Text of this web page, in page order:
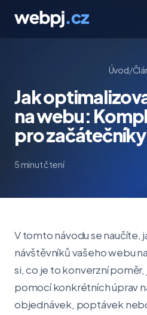
Úvod/
Jak
na webu:
pro začátečníky
5 minut čtení
V tomto návodu se naučíte,
návštěvníků vašeho webu
si, co je to konverzní poměr,
pomocí konkrétních úprav
objednávek, poptávek